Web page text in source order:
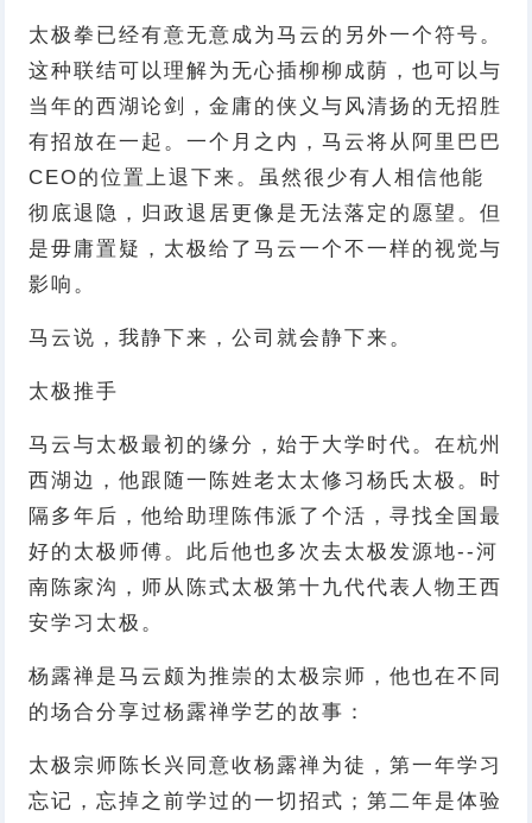
太极拳已经有意无意成为马云的另外一个符号。
这种联结可以理解为无心插柳柳成荫，也可以与
当年的西湖论剑，金庸的侠义与风清扬的无招胜
有招放在一起。一个月之内，马云将从阿里巴巴
CEO的位置上退下来。虽然很少有人相信他能
彻底退隐，归政退居更像是无法落定的愿望。但
是毋庸置疑，太极给了马云一个不一样的视觉与
影响。
马云说，我静下来，公司就会静下来。
太极推手
马云与太极最初的缘分，始于大学时代。在杭州
西湖边，他跟随一陈姓老太太修习杨氏太极。时
隔多年后，他给助理陈伟派了个活，寻找全国最
好的太极师傅。此后他也多次去太极发源地--河
南陈家沟，师从陈式太极第十九代代表人物王西
安学习太极。
杨露禅是马云颇为推崇的太极宗师，他也在不同
的场合分享过杨露禅学艺的故事：
太极宗师陈长兴同意收杨露禅为徒，第一年学习
忘记，忘掉之前学过的一切招式；第二年是体验